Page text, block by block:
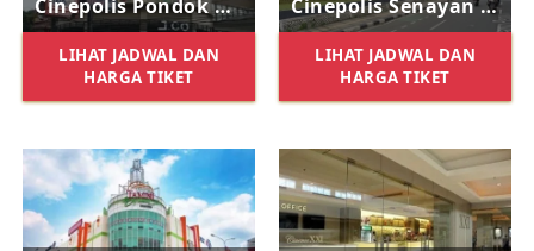
Cinepolis Pondok Kelapa Town Square
LIHAT JADWAL DAN
HARGA TIKET
Cinepolis Senayan Park
LIHAT JADWAL DAN
HARGA TIKET